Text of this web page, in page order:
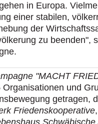
in Europa.
einer stabilen,
der
zu beenden",
"MACHT
Organisationen und
getragen,
Friedenskooperative